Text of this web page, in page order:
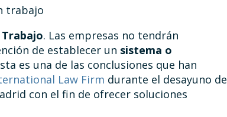
Trabajo. Las empresas no tendrán
de establecer un sistema o
es una de las conclusiones que han
Law Firm durante el desayuno de
con el fin de ofrecer soluciones